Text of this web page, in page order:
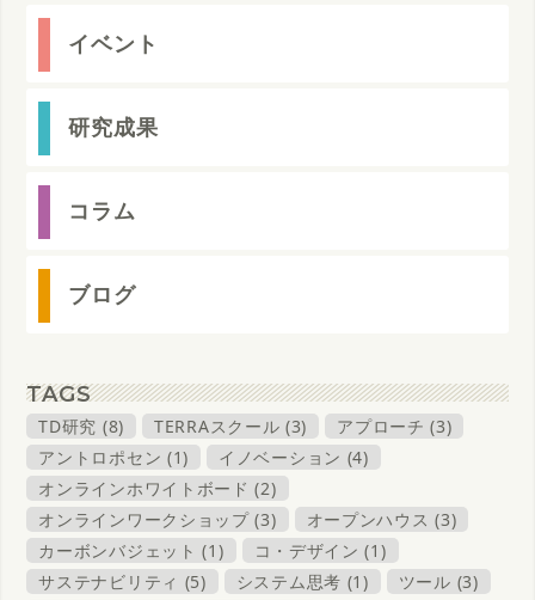
イベント
研究成果
コラム
ブログ
TAGS
TD研究 (8) TERRAスクール (3)
アプローチ (3)
アントロポセン (1)
イノベーション (4)
オンラインホワイトボード (2)
オンラインワークショップ (3)
オープンハウス (3)
カーボンバジェット (1)
コ・デザイン (1)
サステナビリティ (5)
システム思考 (1)
ツール (3)